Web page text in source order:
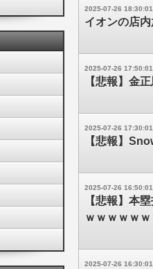
2025-07-26 18:30:01
イオンの店
2025-07-26 17:50:01
【悲報】金
2025-07-26 17:30:01
【悲報】
2025-07-26 16:50:01
【悲報】本
ｗｗｗｗｗｗ
2025-07-26 16:30:01